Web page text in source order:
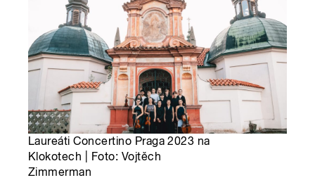
Laureáti Concertino Praga 2023 na
Klokotech | Foto: Vojtěch
Zimmerman